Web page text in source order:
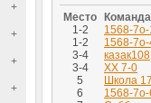
+
+
+
+
Место Команда
1-2
1568-7о-
1-2
1568-
3-4
казак108
3-4
ХX 7-0
5
Школа
6
1568-7о-